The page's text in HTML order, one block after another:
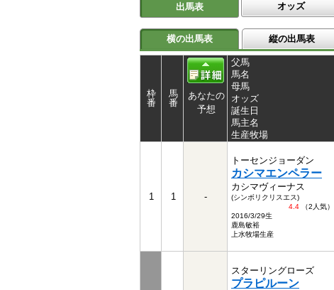
出馬表 オッズ
横の出馬表 縦の出馬表
枠
番
馬
番
あなたの
予想
父馬
馬名
母馬
オッズ
誕生日
馬主名
生産牧場
1 1 -
トーセンジョーダン
カシマエンペラー
カシマヴィーナス
(シンボリクリスエス)
4.4 （2人気）
2016/3/29生
鹿島敏裕
上水牧場生産
スターリングローズ
プラピルーン